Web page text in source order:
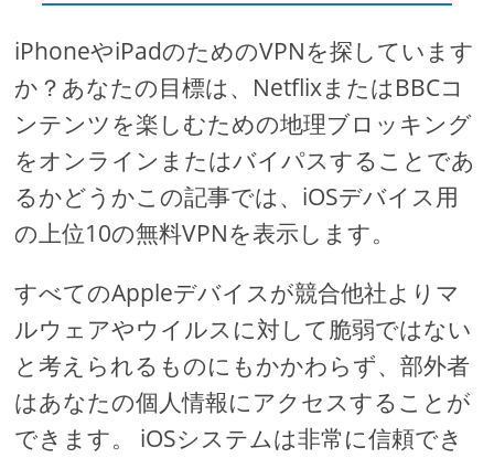
iPhoneやiPadのためのVPNを探しています
か？あなたの目標は、NetflixまたはBBCコ
ンテンツを楽しむための地理ブロッキング
をオンラインまたはバイパスすることであ
るかどうかこの記事では、iOSデバイス用
の上位10の無料VPNを表示します。
すべてのAppleデバイスが競合他社よりマ
ルウェアやウイルスに対して脆弱ではない
と考えられるものにもかかわらず、部外者
はあなたの個人情報にアクセスすることが
できます。 iOSシステムは非常に信頼でき